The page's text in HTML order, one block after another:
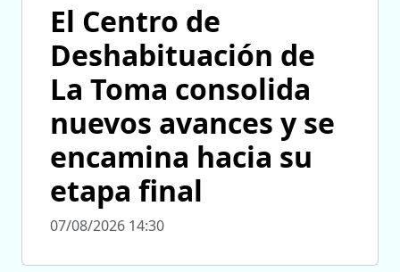
El Centro de
Deshabituación de
La Toma consolida
nuevos avances y se
encamina hacia su
etapa final
07/08/2026 14:30